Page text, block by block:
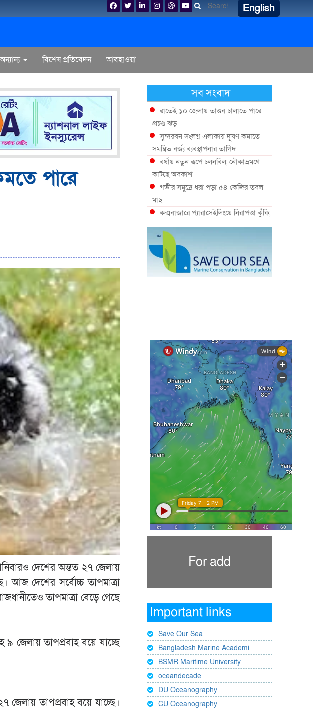
English
অন্যান্য বিশেষ প্রতিবেদন আবহাওয়া
পারে
দেশের অন্তত ২৭ জেলায়
আজ দেশের সর্বোচ্চ তাপমাত্রা
তাপমাত্রা বেড়ে গেছে
জেলায় তাপপ্রবাহ বয়ে যাচ্ছে
জেলায় তাপপ্রবাহ বয়ে যাচ্ছে।
সব সংবাদ
রাতেই ১০ জেলায় তাণ্ডব চালাতে পারে
প্রচণ্ড ঝড়
সুন্দরবন সংলগ্ন এলাকায় দূষণ কমাতে
সমন্বিত বর্জ্য ব্যবস্থাপনার তাগিদ
বর্ষায় নতুন রূপে চলনবিল, নৌকাভ্রমণে
কাটছে অবকাশ
গভীর সমুদ্রে ধরা পড়া ৫৪ কেজির তবল
মাছ
কক্সবাজারে প্যারাসেইলিংয়ে নিরাপত্তা ঝুঁকি,
নেই স্থায়ী পদক্ষেপ
১৩ জেলায় ঝোড়ো হাওয়া-বজ্রবৃষ্টির শঙ্কা,
নদীবন্দরে ১ নম্বর সতর্কসংকেত
দেশের ৫ জেলায় বন্যার শঙ্কা
দেশের বিভিন্ন অঞ্চলে বজ্রবৃষ্টির আভাস,
For add
Important links
Save Our Sea
Bangladesh Marine Academi
BSMR Maritime University
oceandecade
DU Oceanography
CU Oceanography